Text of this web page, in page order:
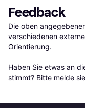
Feedback
Die oben
verschiedenen
Orientierung.
Haben Sie etwas an
stimmt? Bitte melde